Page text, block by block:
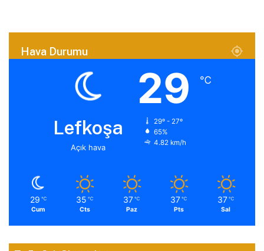
Hava Durumu
Lefkoşa
Açık hava
29 ℃
29º - 27º
65%
4.82 km/h
29 ℃
Cum
35 ℃
Cts
37 ℃
Paz
37 ℃
Pts
37 ℃
Sal